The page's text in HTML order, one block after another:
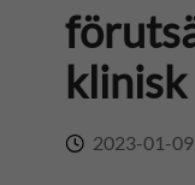
2023-01-09